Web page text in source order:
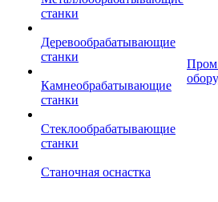
станки
Деревообрабатывающие
станки
Камнеобрабатывающие
станки
Стеклообрабатывающие
станки
Станочная оснастка